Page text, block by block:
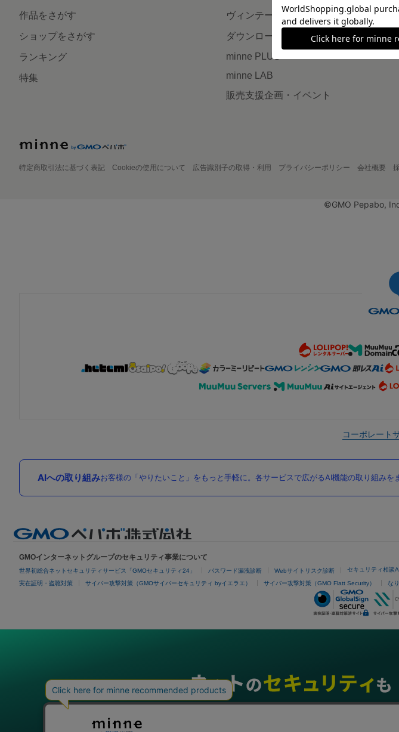
作品をさがす
ショップをさがす
ランキング
特集
ヴィンテージ販売
ダウンロード販売
minne PLUS
minne LAB
販売支援企画・イベント
特定商取引法に基づく表記 Cookieの使用について 広告識別子の取得・利用 プライバシーポリシー 会社概要
©GMO Pepabo,
コーポレート
AIへの取り組みお客様の「やりたいこと」をもっと手軽に。各サービスで広がるAI機能の取り組みを
GMOインターネットグループのセキュリティ事業について
世界初総合ネットセキュリティサービス「GMOセキュリティ24」 パスワード漏洩診断 Webサイトリスク診断 セキュリティ相談
実在証明・盗聴対策 サイバー攻撃対策（GMOサイバーセキュリティ byイエラエ） サイバー攻撃対策（GMO Flatt Security） な